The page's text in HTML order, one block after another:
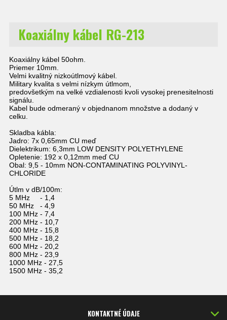
Koaxiálny kábel RG-213
Koaxiálny kábel 50ohm.
Priemer 10mm.
Velmi kvalitný nizkoútlmový kábel.
Military kvalita s velmi nízkym útlmom,
predovšetkým na velké vzdialenosti kvoli vysokej prenesitelnosti
signálu.
Kabel bude odmeraný v objednanom množstve a dodaný v
celku.
Skladba kábla:
Jadro: 7x 0,65mm CU meď
Dielektrikum: 6,3mm LOW DENSITY POLYETHYLENE
Opletenie: 192 x 0,12mm meď CU
Obal: 9,5 - 10mm NON-CONTAMINATING POLYVINYL-
CHLORIDE
Útlm v dB/100m:
5 MHz - 1,4
50 MHz - 4,9
100 MHz - 7,4
200 MHz - 10,7
400 MHz - 15,8
500 MHz - 18,2
600 MHz - 20,2
800 MHz - 23,9
1000 MHz - 27,5
1500 MHz - 35,2
KONTAKTNÉ ÚDAJE